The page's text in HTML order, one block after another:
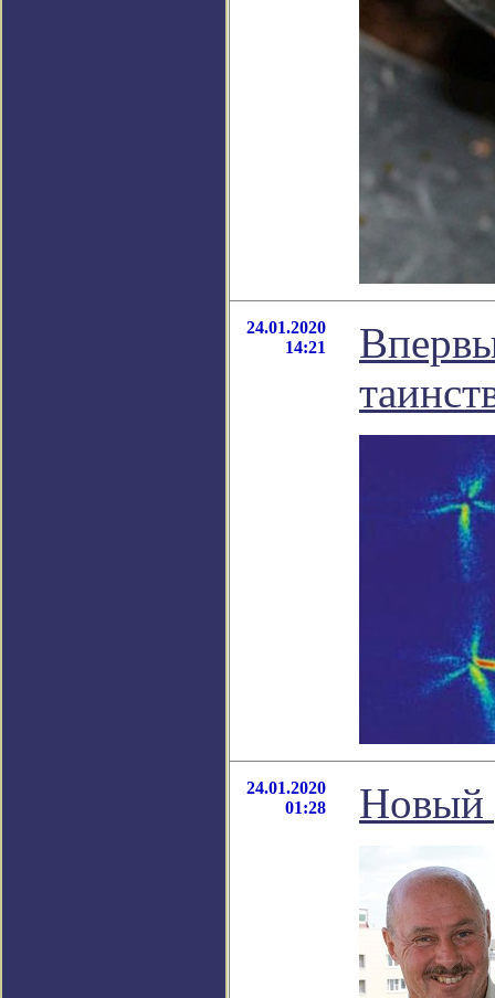
24.01.2020
14:21
24.01.2020
01:28
Новый